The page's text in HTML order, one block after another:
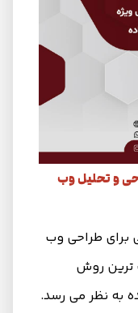
و تحلیل وب
برای طراحی وب
ترین روش
به نظر می‌ رسد.